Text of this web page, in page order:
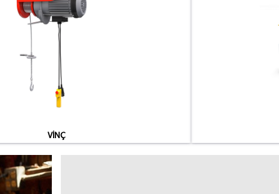
VİNÇ